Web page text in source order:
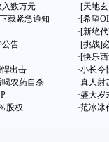
数万元
载紧急通知
公告
出击
喝农药自杀
股权
·[天地
·[希望
·[新绝
·[挑战]
·[快乐
·小长今
·真人射
·盛大岁
·范冰冰